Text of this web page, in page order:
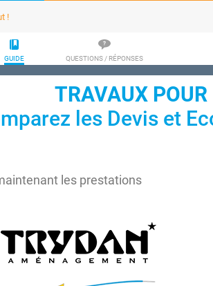
!
GUIDE QUESTIONS / RÉPONSES
TRAVAUX POUR
les Devis et
les prestations